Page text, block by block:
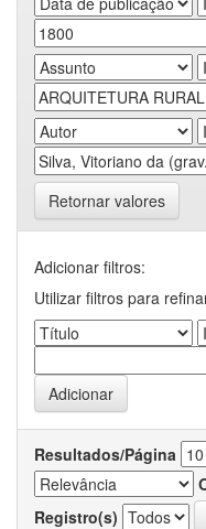
Retornar valores
Adicionar filtros:
Utilizar filtros para
Resultados/Página
Registro(s)